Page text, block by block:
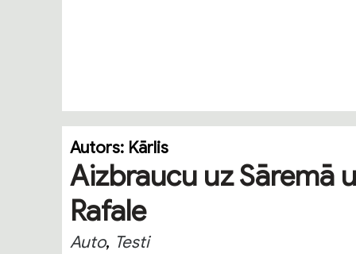
Autors: Kārlis
Aizbraucu uz Sāremā
Rafale
Auto, Testi